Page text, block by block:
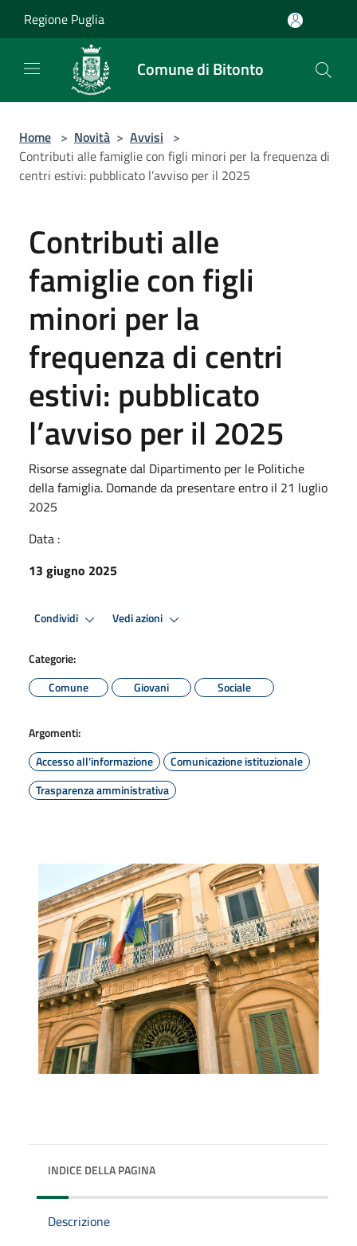
Regione Puglia
Comune di Bitonto
Home > Novità > Avvisi >
Contributi alle famiglie con figli minori per la frequenza di
centri estivi: pubblicato l’avviso per il 2025
Contributi alle
famiglie con figli
minori per la
frequenza di centri
estivi: pubblicato
l’avviso per il 2025
Risorse assegnate dal Dipartimento per le Politiche
della famiglia. Domande da presentare entro il 21 luglio
2025
Data :
13 giugno 2025
Condividi Vedi azioni
Categorie:
Comune
Giovani Sociale
Argomenti:
Accesso all'informazione
Comunicazione istituzionale
Trasparenza amministrativa
INDICE DELLA PAGINA
Descrizione